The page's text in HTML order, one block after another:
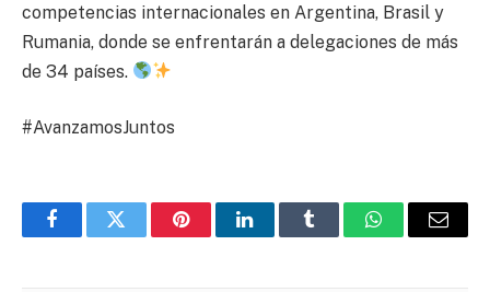
competencias internacionales en Argentina, Brasil y
Rumania, donde se enfrentarán a delegaciones de más
de 34 países.
#AvanzamosJuntos
FacebookTwitter PinterestLinkedInTumblr WhatsAppEmail